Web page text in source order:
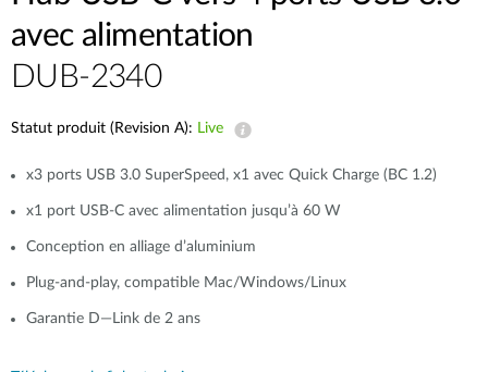
avec alimentation
DUB-2340
Statut produit (Revision A): Live
x3 ports USB 3.0 SuperSpeed, x1 avec Quick Charge (BC 1.2)
x1 port USB-C avec alimentation jusqu’à 60 W
Conception en alliage d’aluminium
Plug-and-play, compatible Mac/Windows/Linux
Garantie D—Link de 2 ans